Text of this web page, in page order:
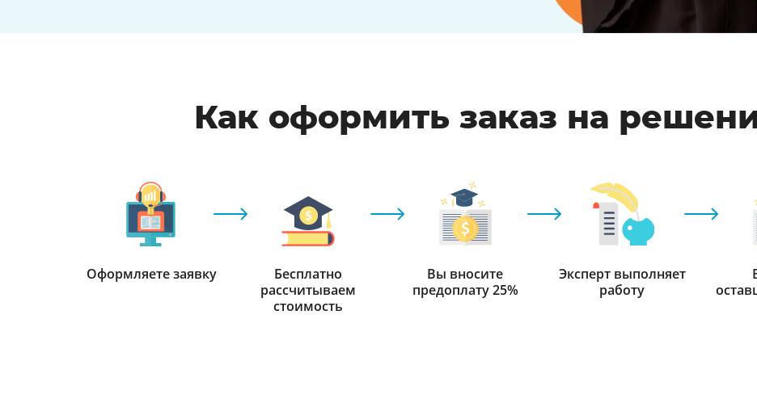
Как оформить заказ на
Оформляете заявку
Бесплатно
рассчитываем
стоимость
Вы вносите
предоплату 25%
Эксперт выполняет
работу